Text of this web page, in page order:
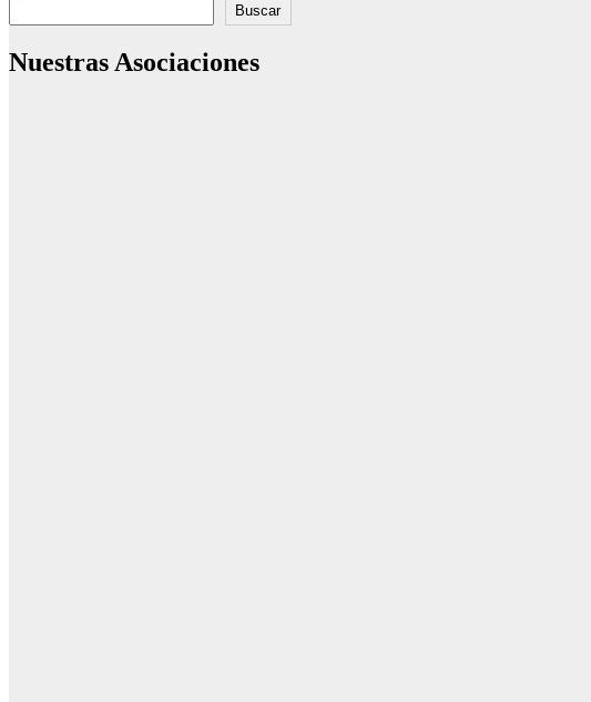
Buscar
Nuestras Asociaciones